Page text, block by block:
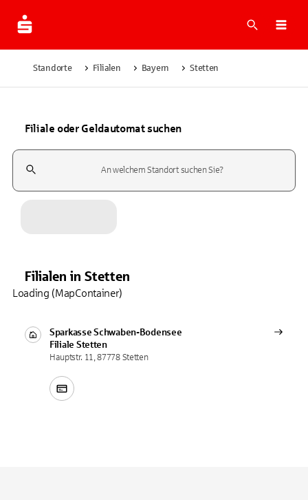
Suche
Standorte Filialen Bayern Stetten
Filiale oder Geldautomat suchen
Suchfeld
Filialen in Stetten
Sparkasse Schwaben-Bodensee
Filiale Stetten
Hauptstr. 11, 87778 Stetten
Loading (MapContainer)